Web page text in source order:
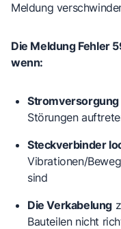
Meldung
Die Meldung Fehler
wenn:
Stromversorgung
Störungen
Steckverbinder
Vibrationen/
sind
Die Verkabelung
Bauteilen nicht